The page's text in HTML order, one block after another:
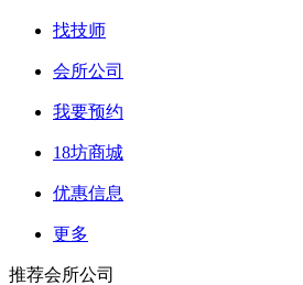
找技师
会所公司
我要预约
18坊商城
优惠信息
更多
推荐会所公司